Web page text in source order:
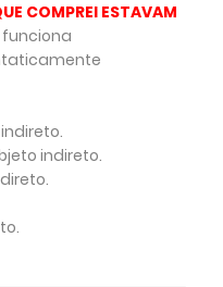
COMPREI ESTAVAM
funciona
indireto.